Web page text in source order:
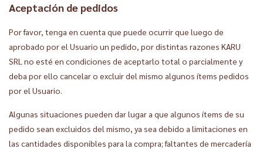
Aceptación de pedidos
Por favor, tenga en cuenta que puede ocurrir que luego de
aprobado por el Usuario un pedido, por distintas razones KARU
SRL no esté en condiciones de aceptarlo total o parcialmente y
deba por ello cancelar o excluir del mismo algunos ítems pedidos
por el Usuario.
Algunas situaciones pueden dar lugar a que algunos ítems de su
pedido sean excluidos del mismo, ya sea debido a limitaciones en
las cantidades disponibles para la compra; faltantes de mercadería